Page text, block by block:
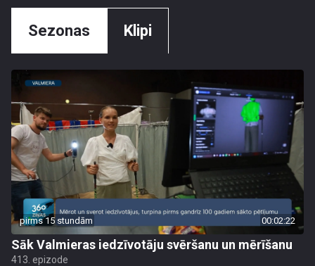
Sezonas Klipi
pirms 15 stundām 00:02:22
Sāk Valmieras iedzīvotāju svēršanu un mērīšanu
413. epizode